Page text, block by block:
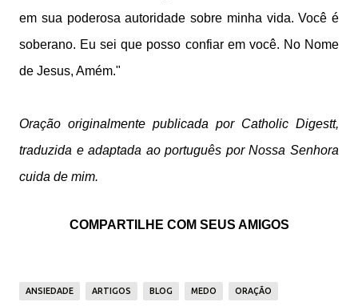
em sua poderosa autoridade sobre minha vida. Você é
soberano. Eu sei que posso confiar em você. No Nome
de Jesus, Amém."
Oração originalmente publicada por Catholic Digestt,
traduzida e adaptada ao português por Nossa Senhora
cuida de mim.
COMPARTILHE COM SEUS AMIGOS
ANSIEDADE ARTIGOS BLOG MEDO ORAÇÃO